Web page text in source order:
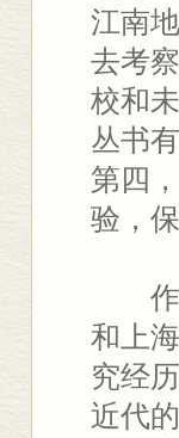
江南
去考
校和
丛书
第四
验，
和上
究经
近代